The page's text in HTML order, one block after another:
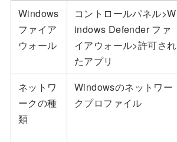
Windows
ファイア
ウォール
コントロールパネル>W
indows Defender ファ
イアウォール>許可され
たアプリ
ネットワ
ークの種
類
Windowsのネットワー
クプロファイル